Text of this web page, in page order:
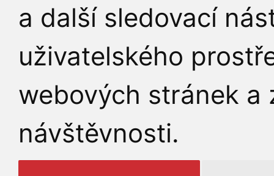
a další sledovací
uživatelského
webových stránek a
návštěvnosti.